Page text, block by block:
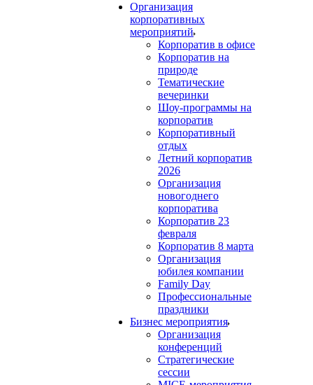
Организация
корпоративных
мероприятий
Корпоратив в офисе
Корпоратив на
природе
Тематические
вечеринки
Шоу-программы на
корпоратив
Корпоративный
отдых
Летний корпоратив
2026
Организация
новогоднего
корпоратива
Корпоратив 23
февраля
Корпоратив 8 марта
Организация
юбилея компании
Family Day
Профессиональные
праздники
Бизнес мероприятия
Организация
конференций
Стратегические
сессии